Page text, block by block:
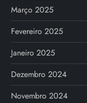
Março 2025
Fevereiro 2025
Janeiro 2025
Dezembro 2024
Novembro 2024